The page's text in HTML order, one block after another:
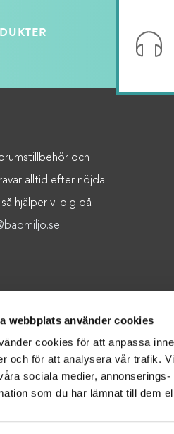
webbplats använder cookies
cookies för att anpassa
och för att analysera vår trafik.
sociala medier,
som du har lämnat till dem
och
alltid efter nöjda
hjälper vi dig på
Copyright ©